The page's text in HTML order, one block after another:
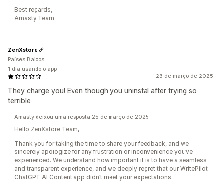
Best regards,
Amasty Team
23 de março de 2025
They charge you! Even though you uninstal after trying so
terrible
ZenXstore
Países Baixos
1 dia usando o app
Amasty deixou uma resposta 25 de março de 2025
Hello ZenXstore Team,
Thank you for taking the time to share your feedback, and we
sincerely apologize for any frustration or inconvenience you’ve
experienced. We understand how important it is to have a seamless
and transparent experience, and we deeply regret that our WritePilot
ChatGPT AI Content app didn’t meet your expectations.